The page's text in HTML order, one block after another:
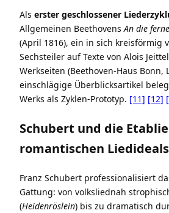
Als erster geschlossener
Allgemeinen Beethovens An die
(April 1816), ein in sich kreisförmig
Sechsteiler auf Texte von Alois
Werkseiten (Beethoven-Haus Bonn,
einschlägige Überblicksartikel
Werks als Zyklen-Prototyp. [11] [12]
Schubert und die
romantischen Liedideals
Franz Schubert professionalisiert
Gattung: von volksliednah
(Heidenröslein) bis zu dramatisch